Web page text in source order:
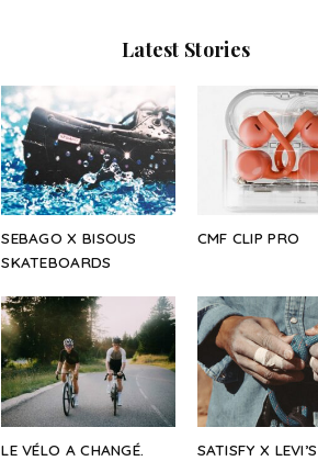
Latest Stories
SEBAGO X BISOUS
SKATEBOARDS
CMF CLIP PRO
LE VÉLO A CHANGÉ.
SATISFY X LEVI’S